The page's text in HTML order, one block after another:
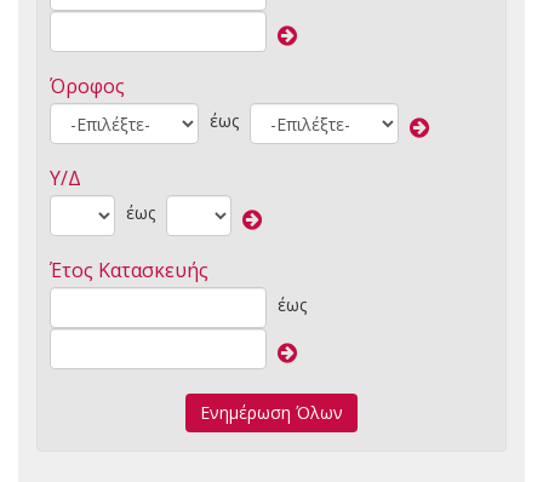
Όροφος
έως
Υ/Δ
έως
Έτος Κατασκευής
έως
Ενημέρωση Όλων